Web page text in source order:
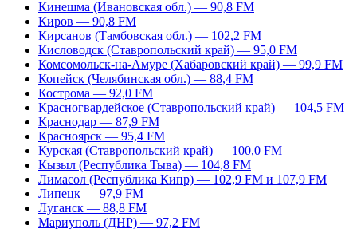
Кинешма (Ивановская обл.) — 90,8 FM
Киров — 90,8 FM
Кирсанов (Тамбовская обл.) — 102,2 FM
Кисловодск (Ставропольский край) — 95,0 FM
Комсомольск-на-Амуре (Хабаровский край) — 99,9 FM
Копейск (Челябинская обл.) — 88,4 FM
Кострома — 92,0 FM
Красногвардейское (Ставропольский край) — 104,5 FM
Краснодар — 87,9 FM
Красноярск — 95,4 FM
Курская (Ставропольский край) — 100,0 FM
Кызыл (Республика Тыва) — 104,8 FM
Лимасол (Республика Кипр) — 102,9 FM и 107,9 FM
Липецк — 97,9 FM
Луганск — 88,8 FM
Мариуполь (ДНР) — 97,2 FM